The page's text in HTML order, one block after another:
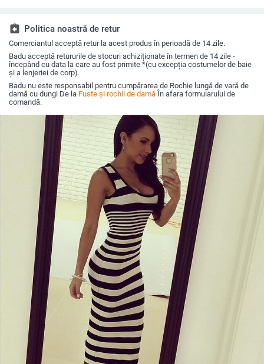
assignment_return Politica noastră de retur
Comerciantul acceptă retur la acest produs în perioadă de 14 zile.
Badu acceptă retururile de stocuri achiziționate în termen de 14 zile -
începând cu data la care au fost primite *(cu excepția costumelor de baie
și a lenjeriei de corp).
Badu nu este responsabil pentru cumpărarea de Rochie lungă de vară de
damă cu dungi De la Fuste și rochii de damă În afara formularului de
comandă.